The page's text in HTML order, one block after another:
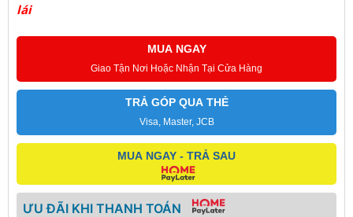
lái
MUA NGAY
Giao Tận Nơi Hoặc Nhận Tại Cửa Hàng
TRẢ GÓP QUA THẺ
Visa, Master, JCB
MUA NGAY - TRẢ SAU
ƯU ĐÃI KHI THANH TOÁN